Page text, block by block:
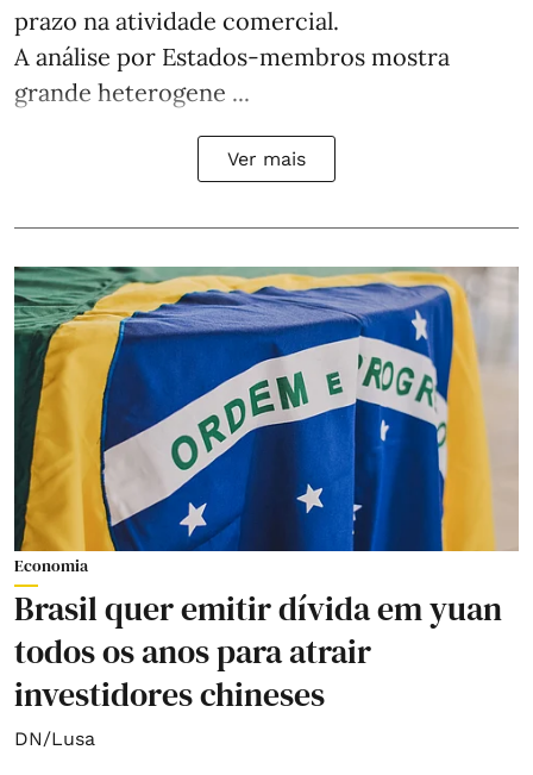
prazo na atividade comercial.
A análise por Estados‑membros mostra
grande heterogene ...
Ver mais
Economia
Brasil quer emitir dívida em yuan
todos os anos para atrair
investidores chineses
DN/Lusa